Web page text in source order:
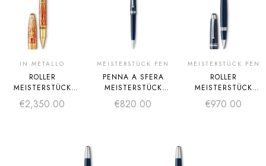
IN METALLO
ROLLER
MEISTERSTÜCK
THE ORIGIN
COLLECTION
€2,350.00
MEISTERSTÜCK PEN
PENNA A SFERA
MEISTERSTÜCK
THE ORIGIN
COLLECTION
€820.00
MEISTERSTÜCK PEN
ROLLER
MEISTERSTÜCK
THE ORIGIN
COLLECTION
€970.00